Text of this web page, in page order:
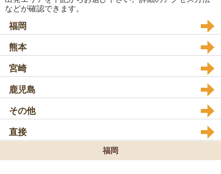
などが確認できます。
福岡
熊本
宮崎
鹿児島
その他
直接
福岡